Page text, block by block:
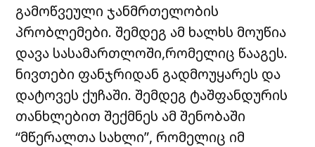
გამოწვეული ჯანმრთელობის
პრობლემები. შემდეგ ამ ხალხს მოუწია
დავა სასამართლოში,რომელიც წააგეს.
ნივთები ფანჯრიდან გადმოუყარეს და
დატოვეს ქუჩაში. შემდეგ ტაშფანდურის
თანხლებით შექმნეს ამ შენობაში
“მწერალთა სახლი”, რომელიც იმ